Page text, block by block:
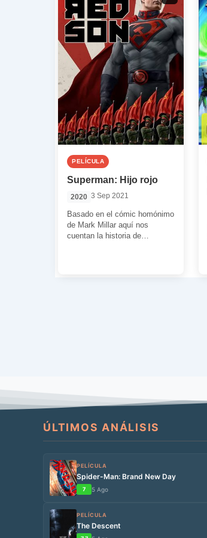
PELÍCULA
Superman: Hijo rojo
2020 3 Sep 2021
Basado en el cómic homónimo
de Mark Millar aquí nos
cuentan la historia de
ÚLTIMOS ANÁLISIS
PELÍCULA
Spider-Man: Brand New Day
7 5 Ago
PELÍCULA
The Descent